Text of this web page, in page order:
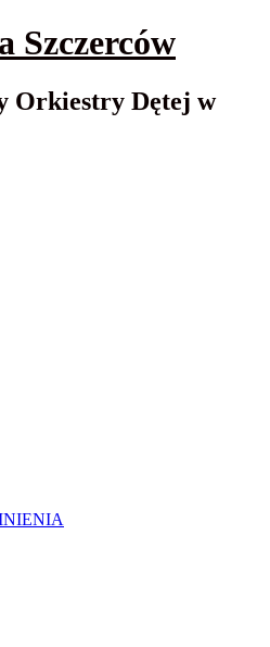
Szczerców
Orkiestry Dętej w